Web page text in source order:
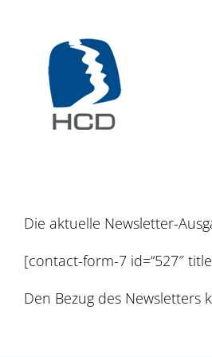
springen
Die aktuelle Newsletter-
[contact-form-7 id=“527″
Den Bezug des